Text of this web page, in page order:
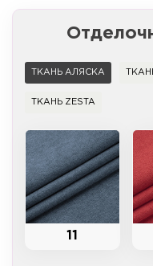
ТКАНЬ АЛЯСКА
ТКАНЬ ZESTA
11